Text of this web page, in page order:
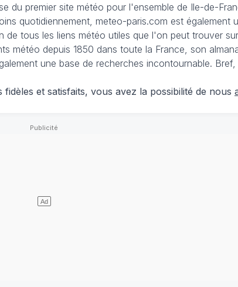
du premier site météo pour l'ensemble de Ile-de-
quotidiennement, meteo-paris.com est également
de tous les liens météo utiles que l'on peut trouver
météo depuis 1850 dans toute la France, son
une base de recherches incontournable.
et satisfaits, vous avez la possibilité de nous